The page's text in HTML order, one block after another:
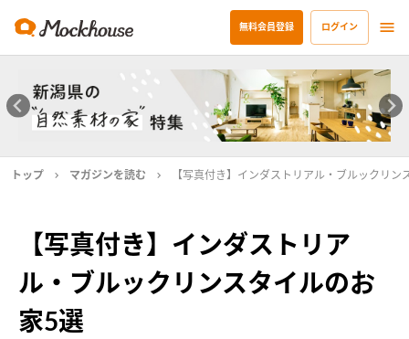
無料会員登録 ログイン
トップ マガジンを読む 【写真付き】インダストリアル・ブルックリン
【写真付き】インダストリア
ル・ブルックリンスタイルのお
家5選